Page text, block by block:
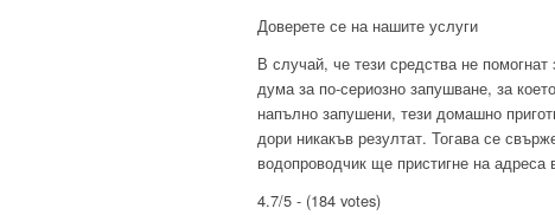
Доверете се на нашите услуги
В случай, че тези средства не
дума за по-сериозно запушване, за
напълно запушени, тези домашно
дори никакъв резултат. Тогава се
водопроводчик ще пристигне на адреса
4.7/5 - (184 votes)